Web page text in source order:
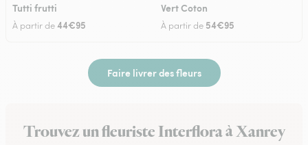
Tutti frutti
À partir de44€95
Vert Coton
À partir de 54€95
Faire livrer des fleurs
Trouvez un fleuriste Interflora à Xanrey